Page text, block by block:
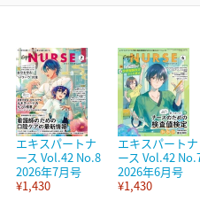
エキスパートナ
ース Vol.42 No.8
2026年7月号
¥1,430
エキスパートナ
ース Vol.42
2026年6月号
¥1,430